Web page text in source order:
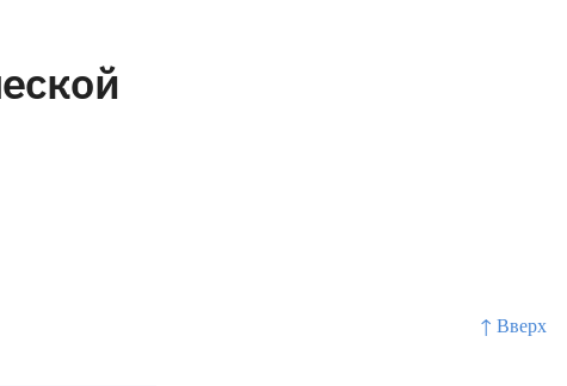
↑ Вверх